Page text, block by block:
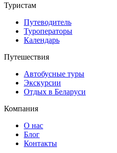
Туристам
Путеводитель
Туроператоры
Календарь
Путешествия
Автобусные туры
Экскурсии
Отдых в Беларуси
Компания
О нас
Блог
Контакты